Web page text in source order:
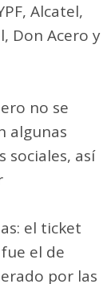
Alcatel,
Don Acero y
no se
algunas
sociales, así
el ticket
el de
por las